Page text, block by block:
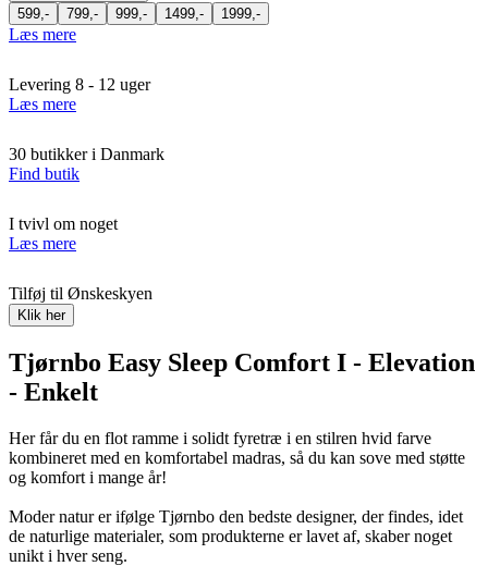
599,- 799,- 999,- 1499,- 1999,-
Læs mere
Levering 8 - 12 uger
Læs mere
30 butikker i Danmark
Find butik
I tvivl om noget
Læs mere
Tilføj til Ønskeskyen
Klik her
Tjørnbo Easy Sleep Comfort I - Elevation
- Enkelt
Her får du en flot ramme i solidt fyretræ i en stilren hvid farve
kombineret med en komfortabel madras, så du kan sove med støtte
og komfort i mange år!
Moder natur er ifølge Tjørnbo den bedste designer, der findes, idet
de naturlige materialer, som produkterne er lavet af, skaber noget
unikt i hver seng.